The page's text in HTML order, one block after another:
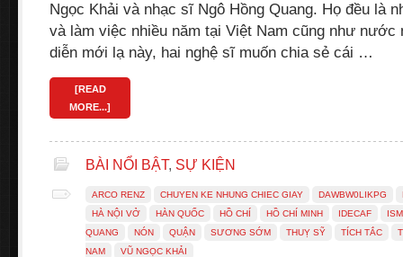
Ngọc Khải và nhạc sĩ Ngô Hồng Quang. Họ đều là
và làm việc nhiều năm tại Việt Nam cũng như nước
diễn mới lạ này, hai nghệ sĩ muốn chia sẻ cái …
[READ
MORE...]
BÀI NỔI BẬT, SỰ KIỆN
ARCO RENZ CHUYEN KE NHUNG CHIEC GIAY DAWBW0LIKPG
HÀ NỘI VỞ
HÀN QUỐC HỒ CHÍ HỒ CHÍ MINH IDECAF
QUANG
NÓN QUẬN SƯƠNG SỚM THUỴ SỸ TÍCH TẮC
NAM
VŨ NGỌC KHẢI